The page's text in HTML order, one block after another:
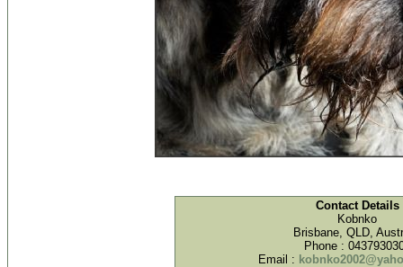
Contact Details
Kobnko
Brisbane, QLD,
Phone :
Email :